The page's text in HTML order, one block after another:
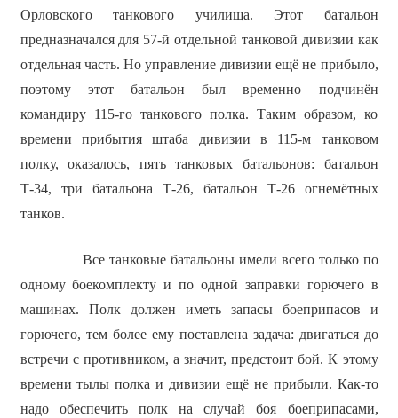
Орловского танкового училища. Этот батальон
предназначался для 57-й отдельной танковой дивизии как
отдельная часть. Но управление дивизии ещё не прибыло,
поэтому этот батальон был временно подчинён
командиру 115-го танкового полка. Таким образом, ко
времени прибытия штаба дивизии в 115-м танковом
полку, оказалось, пять танковых батальонов: батальон
Т-34, три батальона Т-26, батальон Т-26 огнемётных
танков.
Все танковые батальоны имели всего только по
одному боекомплекту и по одной заправки горючего в
машинах. Полк должен иметь запасы боеприпасов и
горючего, тем более ему поставлена задача: двигаться до
встречи с противником, а значит, предстоит бой. К этому
времени тылы полка и дивизии ещё не прибыли. Как-то
надо обеспечить полк на случай боя боеприпасами,